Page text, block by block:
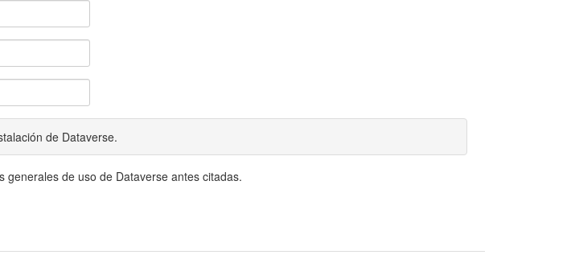
de Dataverse.
generales de uso de Dataverse antes citadas.